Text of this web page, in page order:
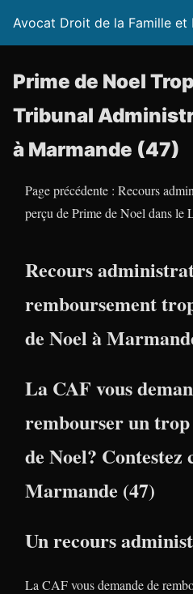
Avocat Droit de la Famille et
Prime de Noel
Tribunal
à Marmande (47)
Page précédente : Recours
perçu de Prime de Noel dans le
Recours
remboursement
de Noel à
La CAF vous
rembourser un
de Noel? Contestez
Marmande (47)
Un recours
La CAF vous demande de